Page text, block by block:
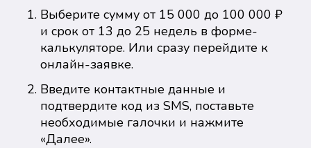
Выберите сумму от 15 000 до 100 000 ₽
и срок от 13 до 25 недель в форме-
калькуляторе. Или сразу перейдите к
онлайн-заявке.
Введите контактные данные и
подтвердите код из SMS, поставьте
необходимые галочки и нажмите
«Далее».